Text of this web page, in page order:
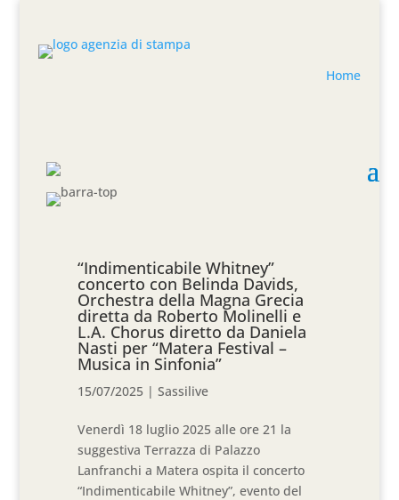
Home
“Indimenticabile Whitney”
concerto con Belinda Davids,
Orchestra della Magna Grecia
diretta da Roberto Molinelli e
L.A. Chorus diretto da Daniela
Nasti per “Matera Festival –
Musica in Sinfonia”
15/07/2025 |Sassilive
Venerdì 18 luglio 2025 alle ore 21 la
suggestiva Terrazza di Palazzo
Lanfranchi a Matera ospita il concerto
“Indimenticabile Whitney”, evento del